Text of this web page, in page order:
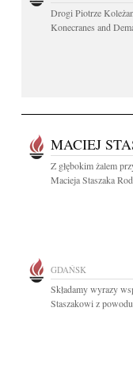
Drogi Piotrze
Konecranes and
MACIEJ
Z głębokim żalem
Macieja Staszaka
GDAŃSK
Składamy wyrazy
Staszakowi z